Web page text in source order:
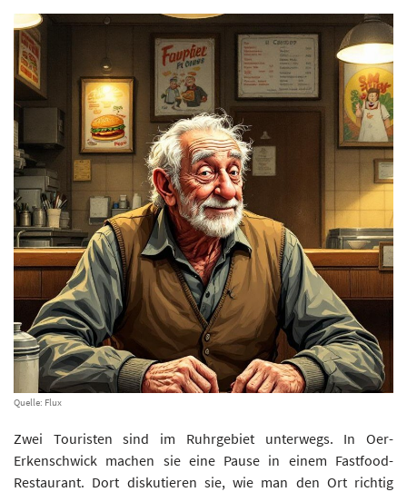
Quelle: Flux
Zwei Touristen sind im Ruhrgebiet unterwegs. In Oer-
Erkenschwick machen sie eine Pause in einem Fastfood-
Restaurant. Dort diskutieren sie, wie man den Ort richtig